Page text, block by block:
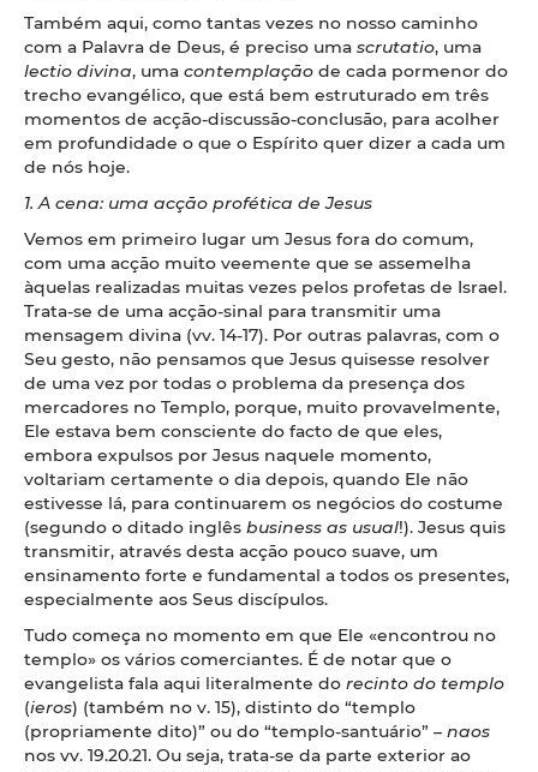
Também aqui, como tantas vezes no nosso caminho
com a Palavra de Deus, é preciso uma scrutatio, uma
lectio divina, uma contemplação de cada pormenor do
trecho evangélico, que está bem estruturado em três
momentos de acção-discussão-conclusão, para acolher
em profundidade o que o Espírito quer dizer a cada um
de nós hoje.
1. A cena: uma acção profética de Jesus
Vemos em primeiro lugar um Jesus fora do comum,
com uma acção muito veemente que se assemelha
àquelas realizadas muitas vezes pelos profetas de Israel.
Trata-se de uma acção-sinal para transmitir uma
mensagem divina (vv. 14-17). Por outras palavras, com o
Seu gesto, não pensamos que Jesus quisesse resolver
de uma vez por todas o problema da presença dos
mercadores no Templo, porque, muito provavelmente,
Ele estava bem consciente do facto de que eles,
embora expulsos por Jesus naquele momento,
voltariam certamente o dia depois, quando Ele não
estivesse lá, para continuarem os negócios do costume
(segundo o ditado inglês business as usual!). Jesus quis
transmitir, através desta acção pouco suave, um
ensinamento forte e fundamental a todos os presentes,
especialmente aos Seus discípulos.
Tudo começa no momento em que Ele «encontrou no
templo» os vários comerciantes. É de notar que o
evangelista fala aqui literalmente do recinto do templo
(ieros) (também no v. 15), distinto do “templo
(propriamente dito)” ou do “templo-santuário” – naos
nos vv. 19.20.21. Ou seja, trata-se da parte exterior ao